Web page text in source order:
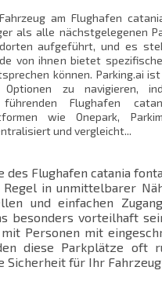
am Flughafen
als alle nächstgelegenen
aufgeführt, und es
von ihnen bietet
können. Parking.ai
zu navigieren,
Flughafen
wie Onepark,
und vergleicht...
Flughafen catania
in unmittelbarer
und einfachen
besonders vorteilhaft
Personen mit
diese Parkplätze oft
Sicherheit für Ihr